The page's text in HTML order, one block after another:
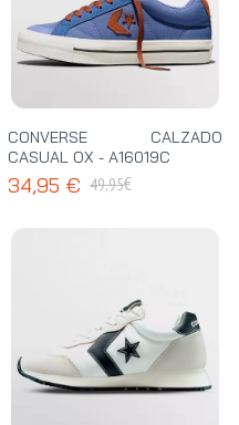
CONVERSE CALZADO
CASUAL OX - A16019C
34,95 € 49,95€